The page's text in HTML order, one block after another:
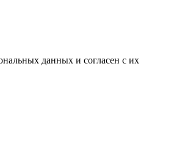
данных и согласен с их